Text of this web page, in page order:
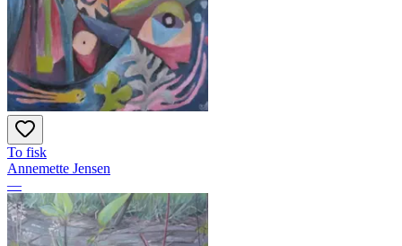
To fisk
Annemette Jensen
—